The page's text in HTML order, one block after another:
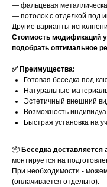
— фальцевая
— потолок с отделкой под
Другие варианты
Стоимость модификаций
подобрать оптимальное
✅ Преимущества:
Готовая беседка под
Натуральные
Эстетичный внешний
Возможность
Быстрая установка на
📦 Беседка доставляется
монтируется на
При необходимости -
(оплачивается отдельно).